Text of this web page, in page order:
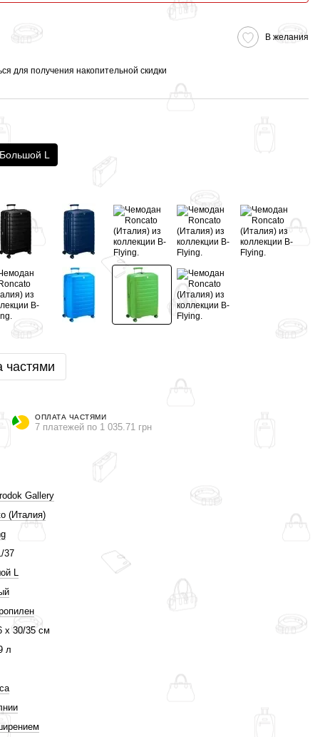
В желания
для получения накопительной скидки
Большой L
частями
ОПЛАТА ЧАСТЯМИ
7 платежей по 1 035.71 грн
Gallery
(Италия)
37
L
х 30/35 см
л